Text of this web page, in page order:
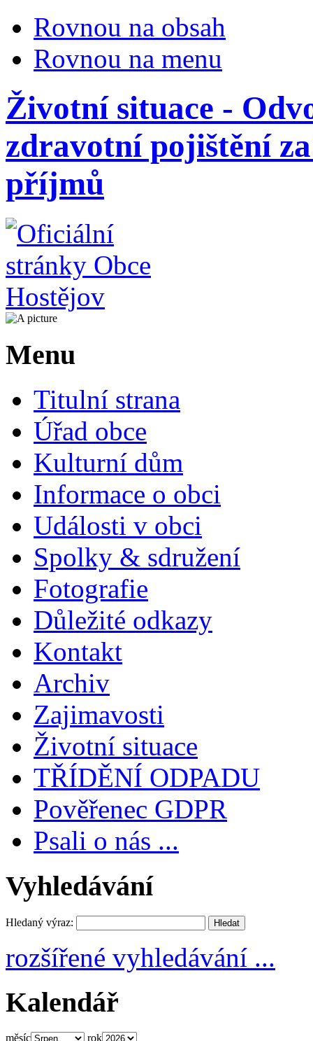
Rovnou na obsah
Rovnou na menu
Životní situace -
zdravotní pojištění
příjmů
Menu
Titulní strana
Úřad obce
Kulturní dům
Informace o obci
Události v obci
Spolky & sdružení
Fotografie
Důležité odkazy
Kontakt
Archiv
Zajimavosti
Životní situace
TŘÍDĚNÍ ODPADU
Pověřenec GDPR
Psali o nás ...
Vyhledávání
Hledaný výraz:
rozšířené vyhledávání ...
Kalendář
měsíc rok